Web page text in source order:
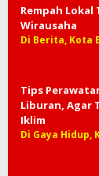
Rempah
Wirausaha
Di Berita, Kota
Tips
Liburan, Agar
Iklim
Di Gaya Hidup,